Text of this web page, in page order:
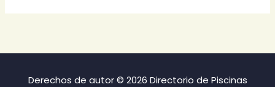
Derechos de autor © 2026 Directorio de Piscinas